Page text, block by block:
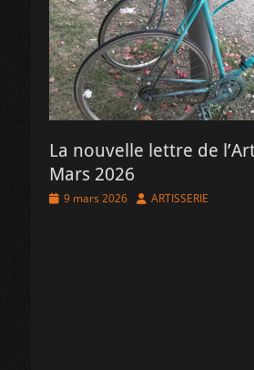
La nouvelle lettre de
Mars 2026
Posted
9 mars 2026 Author
ARTISSERIE